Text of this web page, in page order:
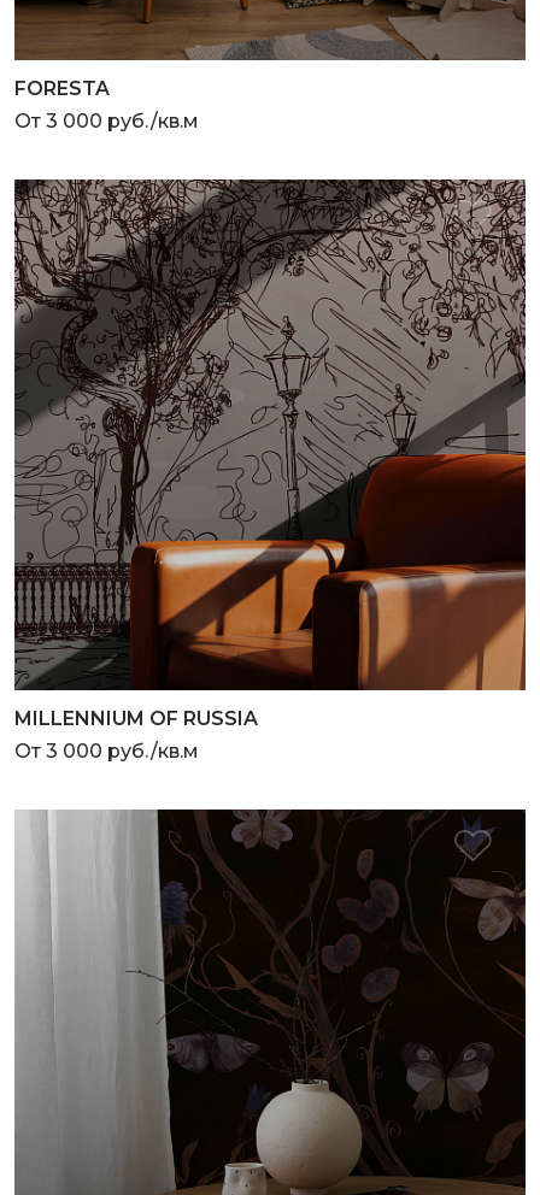
FORESTA
От 3 000 руб./кв.м
MILLENNIUM OF RUSSIA
От 3 000 руб./кв.м